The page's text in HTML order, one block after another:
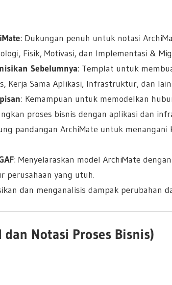
: Dukungan penuh untuk notasi
Fisik, Motivasi, dan Implementasi &
Sebelumnya: Templat untuk
Kerja Sama Aplikasi, Infrastruktur, dan
: Kemampuan untuk memodelkan
proses bisnis dengan aplikasi dan
pandangan ArchiMate untuk
: Menyelaraskan model ArchiMate
perusahaan yang utuh.
dan menganalisis dampak perubahan
dan Notasi Proses Bisnis)